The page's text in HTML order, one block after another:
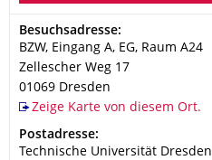
Adresse
Besuchsadresse:
BZW, Eingang A, EG, Raum A24
Zellescher Weg 17
01069 Dresden
Zeige Karte von diesem Ort.
Adresse
Postadresse:
Technische Universität Dresden